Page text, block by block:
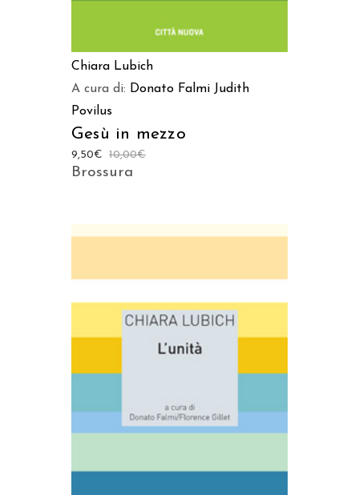
Chiara Lubich
A cura di: Donato Falmi Judith
Povilus
Gesù in mezzo
10,00€
9,50€
Brossura